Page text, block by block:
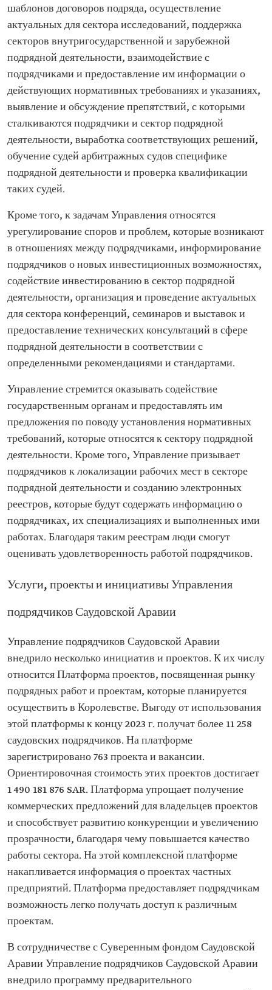
шаблонов договоров подряда, осуществление
актуальных для сектора исследований, поддержка
секторов внутригосударственной и зарубежной
подрядной деятельности, взаимодействие с
подрядчиками и предоставление им информации о
действующих нормативных требованиях и указаниях,
выявление и обсуждение препятствий, с которыми
сталкиваются подрядчики и сектор подрядной
деятельности, выработка соответствующих решений,
обучение судей арбитражных судов специфике
подрядной деятельности и проверка квалификации
таких судей.
Кроме того, к задачам Управления относятся
урегулирование споров и проблем, которые возникают
в отношениях между подрядчиками, информирование
подрядчиков о новых инвестиционных возможностях,
содействие инвестированию в сектор подрядной
деятельности, организация и проведение актуальных
для сектора конференций, семинаров и выставок и
предоставление технических консультаций в сфере
подрядной деятельности в соответствии с
определенными рекомендациями и стандартами.
Управление стремится оказывать содействие
государственным органам и предоставлять им
предложения по поводу установления нормативных
требований, которые относятся к сектору подрядной
деятельности. Кроме того, Управление призывает
подрядчиков к локализации рабочих мест в секторе
подрядной деятельности и созданию электронных
реестров, которые будут содержать информацию о
подрядчиках, их специализациях и выполненных ими
работах. Благодаря таким реестрам люди смогут
оценивать удовлетворенность работой подрядчиков.
Услуги, проекты и инициативы Управления
подрядчиков Саудовской Аравии
Управление подрядчиков Саудовской Аравии
внедрило несколько инициатив и проектов. К их числу
относится Платформа проектов, посвященная рынку
подрядных работ и проектам, которые планируется
осуществить в Королевстве. Выгоду от использования
этой платформы к концу 2023 г. получат более 11 258
саудовских подрядчиков. На платформе
зарегистрировано 763 проекта и вакансии.
Ориентировочная стоимость этих проектов достигает
1 490 181 876 SAR. Платформа упрощает получение
коммерческих предложений для владельцев проектов
и способствует развитию конкуренции и увеличению
прозрачности, благодаря чему повышается качество
работы сектора. На этой комплексной платформе
накапливается информация о проектах частных
предприятий. Платформа предоставляет подрядчикам
возможность легко получать доступ к различным
проектам.
В сотрудничестве с Суверенным фондом Саудовской
Аравии Управление подрядчиков Саудовской Аравии
внедрило программу предварительного